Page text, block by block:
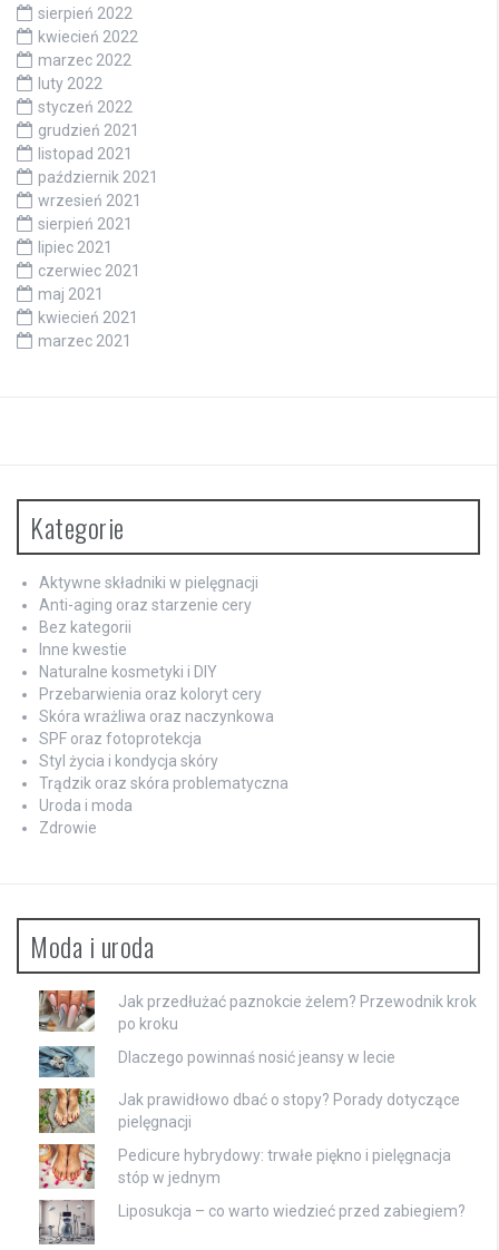
sierpień 2022
kwiecień 2022
marzec 2022
luty 2022
styczeń 2022
grudzień 2021
listopad 2021
październik 2021
wrzesień 2021
sierpień 2021
lipiec 2021
czerwiec 2021
maj 2021
kwiecień 2021
marzec 2021
Kategorie
Aktywne składniki w pielęgnacji
Anti-aging oraz starzenie cery
Bez kategorii
Inne kwestie
Naturalne kosmetyki i DIY
Przebarwienia oraz koloryt cery
Skóra wrażliwa oraz naczynkowa
SPF oraz fotoprotekcja
Styl życia i kondycja skóry
Trądzik oraz skóra problematyczna
Uroda i moda
Zdrowie
Moda i uroda
Jak przedłużać paznokcie żelem? Przewodnik krok
po kroku
Dlaczego powinnaś nosić jeansy w lecie
Jak prawidłowo dbać o stopy? Porady dotyczące
pielęgnacji
Pedicure hybrydowy: trwałe piękno i pielęgnacja
stóp w jednym
Liposukcja – co warto wiedzieć przed zabiegiem?